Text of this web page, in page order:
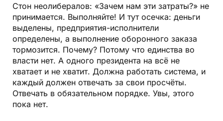
Стон неолибералов: «Зачем нам эти затраты?» не
принимается. Выполняйте! И тут осечка: деньги
выделены, предприятия-исполнители
определены, а выполнение оборонного заказа
тормозится. Почему? Потому что единства во
власти нет. А одного президента на всё не
хватает и не хватит. Должна работать система, и
каждый должен отвечать за свои просчёты.
Отвечать в обязательном порядке. Увы, этого
пока нет.